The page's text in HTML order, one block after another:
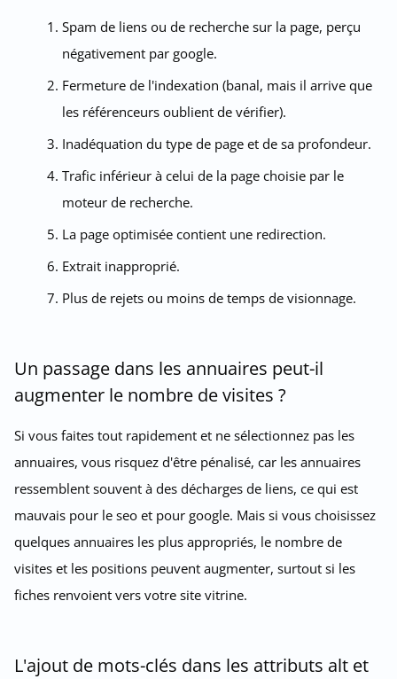
Spam de liens ou de recherche sur la page, perçu
négativement par google.
Fermeture de l'indexation (banal, mais il arrive que
les référenceurs oublient de vérifier).
Inadéquation du type de page et de sa profondeur.
Trafic inférieur à celui de la page choisie par le
moteur de recherche.
La page optimisée contient une redirection.
Extrait inapproprié.
Plus de rejets ou moins de temps de visionnage.
Un passage dans les annuaires peut-il
augmenter le nombre de visites ?
Si vous faites tout rapidement et ne sélectionnez pas les
annuaires, vous risquez d'être pénalisé, car les annuaires
ressemblent souvent à des décharges de liens, ce qui est
mauvais pour le seo et pour google. Mais si vous choisissez
quelques annuaires les plus appropriés, le nombre de
visites et les positions peuvent augmenter, surtout si les
fiches renvoient vers votre site vitrine.
L'ajout de mots-clés dans les attributs alt et